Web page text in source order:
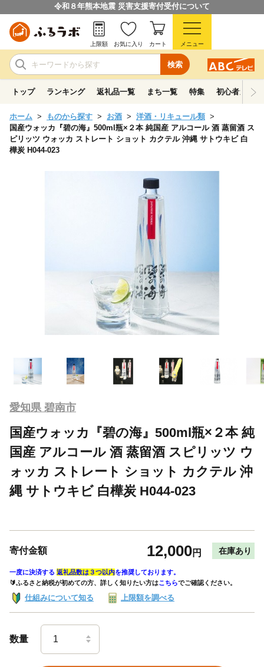
令和８年熊本地震 災害支援寄付受付について
検索
上限額 お気に入り カート メニュー
トップ ランキング 返礼品一覧 まち一覧 特集 初心者ガイド
ホーム ものから探す お酒
洋酒・リキュール類
国産ウォッカ『碧の海』500ml瓶×２本 純国産 アルコール 酒 蒸留酒 ス
ピリッツ ウォッカ ストレート ショット カクテル 沖縄 サトウキビ 白
樺炭 H044-023
愛知県 碧南市
国産ウォッカ『碧の海』500ml瓶×２本 純
国産 アルコール 酒 蒸留酒 スピリッツ ウ
ォッカ ストレート ショット カクテル 沖
縄 サトウキビ 白樺炭 H044-023
寄付金額 12,000円 在庫あり
一度に決済する 返礼品数は３つ以内を推奨しております。
🔰ふるさと納税が初めての方、詳しく知りたい方はこちらでご確認ください。
仕組みについて知る 上限額を調べる
数量